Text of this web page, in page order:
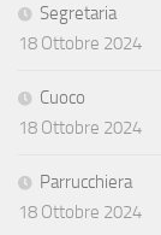
Segretaria
18 Ottobre 2024
Cuoco
18 Ottobre 2024
Parrucchiera
18 Ottobre 2024